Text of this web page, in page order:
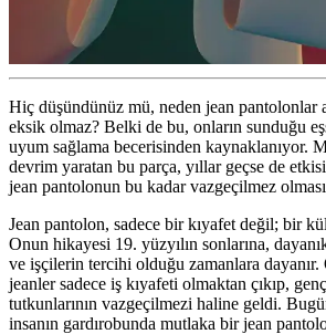
Hiç düşündünüz mü, neden jean pantolonlar
eksik olmaz? Belki de bu, onların sunduğu
uyum sağlama becerisinden kaynaklanıyor.
devrim yaratan bu parça, yıllar geçse de
jean pantolonun bu kadar vazgeçilmez
Jean pantolon, sadece bir kıyafet değil; bir
Onun hikayesi 19. yüzyılın sonlarına,
ve işçilerin tercihi olduğu zamanlara dayanır.
jeanler sadece iş kıyafeti olmaktan çıkıp,
tutkunlarının vazgeçilmezi haline geldi.
insanın gardırobunda mutlaka bir jean